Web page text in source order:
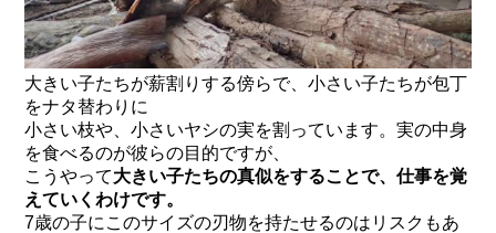
大きい子たちが薪割りする傍らで、小さい子たちが包丁
をナタ替わりに
小さい枝や、小さいヤシの実を割っています。実の中身
を食べるのが彼らの目的ですが、
こうやって大きい子たちの真似をすることで、仕事を覚
えていくわけです。
7歳の子にこのサイズの刃物を持たせるのはリスクもあ